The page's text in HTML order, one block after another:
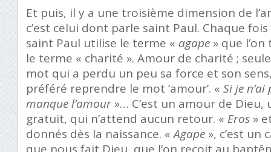
Et puis, il y a une troisième dimension de
c’est celui dont parle saint Paul. Chaque
saint Paul utilise le terme « agape » que
le terme « charité ». Amour de charité ;
mot qui a perdu un peu sa force et son
préféré reprendre le mot ‘amour’. «Si je
manque l’amour »… C‘est un amour de
gratuit, qui n’attend aucun retour. « Eros »
donnés dès la naissance. «Agape », c’est
que nous fait Dieu, que l’on reçoit au